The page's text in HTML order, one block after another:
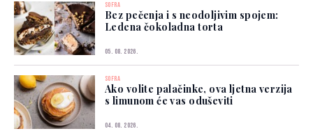
SOFRA
Bez pečenja i s neodoljivim spojem:
Ledena čokoladna torta
05. 08. 2026.
SOFRA
Ako volite palačinke, ova ljetna verzija
s limunom će vas oduševiti
04. 08. 2026.